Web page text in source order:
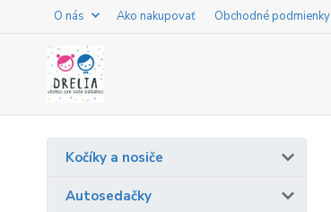
O nás Ako nakupovať Obchodné podmienky
Kočíky a nosiče
Autosedačky